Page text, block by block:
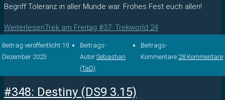
Begriff Toleranz in aller Munde war. Frohes Fest euch allen!
WeiterlesenTrek am Freitag #37: Trekworld 24
Beitrag veröffentlicht:19.
Dezember 2023
Beitrags-
Autor:Sebastian
(TaD)
Beitrags-
Kommentare:28 Kommentare
#348: Destiny (DS9 3.15)